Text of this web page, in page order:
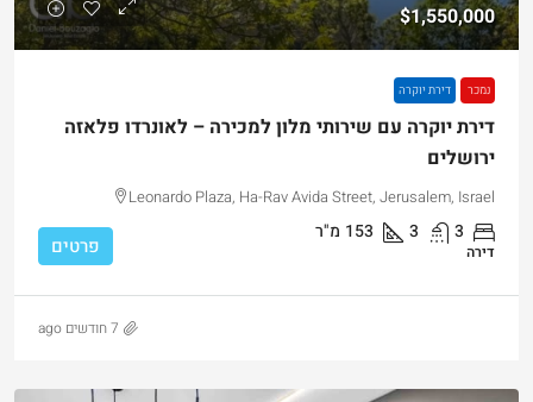
$1,550,000
נמכר דירת יוקרה
דירת יוקרה עם שירותי מלון למכירה – לאונרדו פלאזה
ירושלים
Leonardo Plaza, Ha-Rav Avida Street, Jerusalem, Israel
3
3
153 מ"ר
דירה פרטים
7 חודשים ago